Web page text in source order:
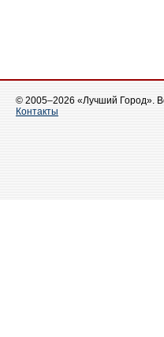
© 2005–2026 «Лучший Город».
Контакты